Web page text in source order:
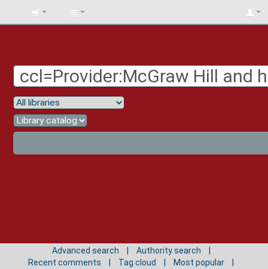
BIBLIOTECA
Advanced search
Authority search
Recent comments
Tag cloud
Most popular